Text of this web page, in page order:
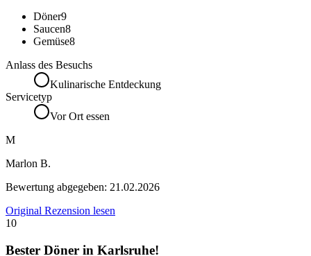
Döner9
Saucen8
Gemüse8
Anlass des Besuchs
Kulinarische Entdeckung
Servicetyp
Vor Ort essen
M
Marlon B.
Bewertung abgegeben: 21.02.2026
Original Rezension lesen
10
Bester Döner in Karlsruhe!